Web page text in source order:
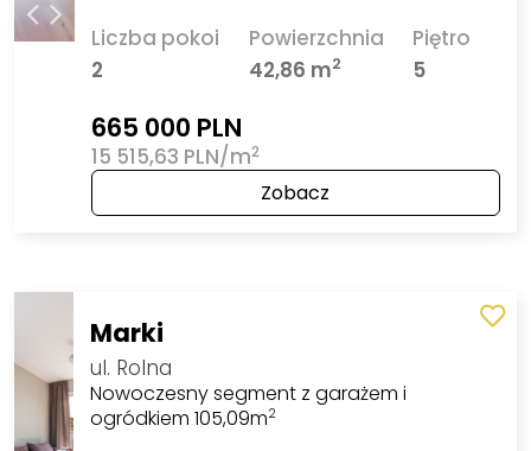
Liczba pokoi
2
Powierzchnia
42,86 m2
Piętro
5
665 000 PLN
15 515,63 PLN/m2
Zobacz
Marki
ul. Rolna
Nowoczesny segment z garażem i
ogródkiem 105,09m2